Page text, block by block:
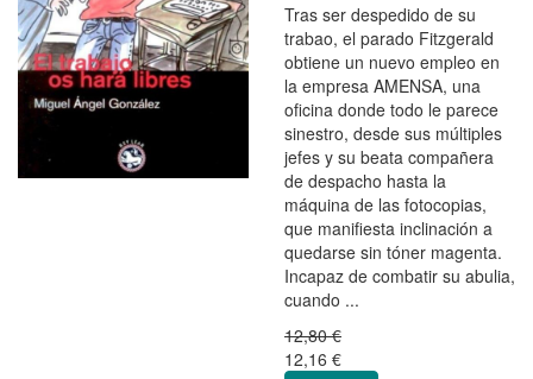
Tras ser despedido de su
trabao, el parado Fitzgerald
obtiene un nuevo empleo en
la empresa AMENSA, una
oficina donde todo le parece
sinestro, desde sus múltiples
jefes y su beata compañera
de despacho hasta la
máquina de las fotocopias,
que manifiesta inclinación a
quedarse sin tóner magenta.
Incapaz de combatir su abulia,
cuando ...
12,80 €
12,16 €